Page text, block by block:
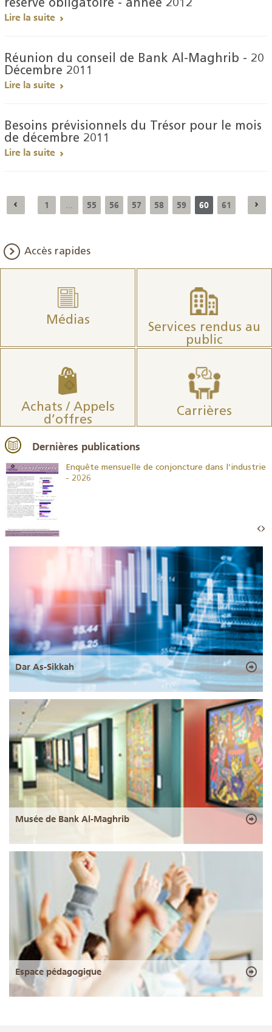
réserve obligatoire - année 2012
Lire la suite
Réunion du conseil de Bank Al-Maghrib - 20
Décembre 2011
Lire la suite
Besoins prévisionnels du Trésor pour le mois
de décembre 2011
Lire la suite
1 55 56 57 58 59 60 61
Accès rapides
Médias
Services rendus au
public
Achats / Appels
d’offres
Carrières
Dernières publications
Enquête mensuelle de conjoncture dans l’industrie
- 2026
Dar As-Sikkah
Musée de Bank Al-Maghrib
Espace pédagogique